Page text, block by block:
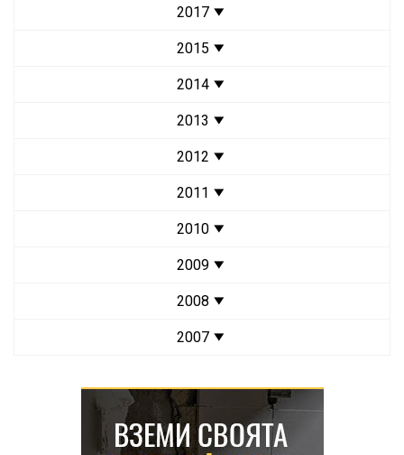
2017
2015
2014
2013
2012
2011
2010
2009
2008
2007